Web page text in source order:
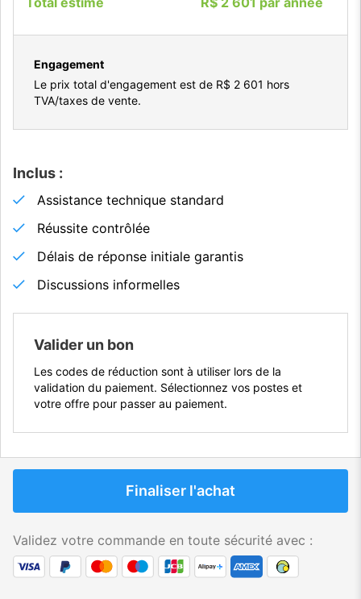
Engagement
Le prix total d'engagement est de R$ 2 601 hors
TVA/taxes de vente.
Inclus :
Assistance technique standard
Réussite contrôlée
Délais de réponse initiale garantis
Discussions informelles
Valider un bon
Les codes de réduction sont à utiliser lors de la
validation du paiement. Sélectionnez vos postes et
votre offre pour passer au paiement.
Finaliser l'achat
Validez votre commande en toute sécurité avec :